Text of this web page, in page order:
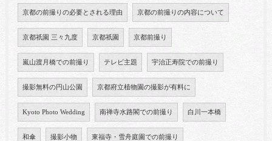
京都の前撮りの必要とされる理由 京都の前撮りの内容について
京都祇園 三々九度 京都祇園 京都前撮り
嵐山渡月橋での前撮り テレビ主題 宇治正寿院での前撮り
撮影無料の円山公園 京都府立植物園の撮影が有料に
Kyoto Photo Wedding 南禅寺水路閣での前撮り 白川一本橋
和傘 撮影小物 東福寺・雪舟庭園での前撮り